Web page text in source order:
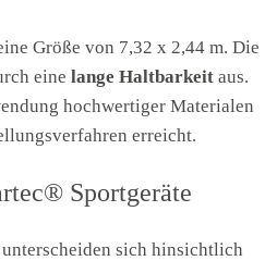
Größe von 7,32 x 2,44 m. Die
eine lange Haltbarkeit aus.
hochwertiger Materialen
erreicht.
Sportgeräte
sich hinsichtlich